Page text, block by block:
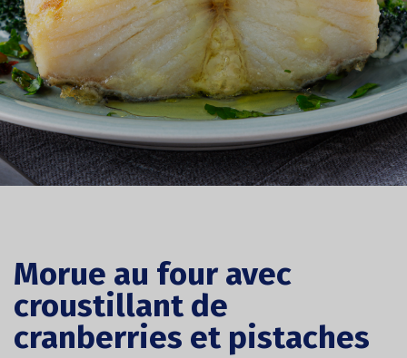
Morue au four avec
croustillant de
cranberries et pistaches